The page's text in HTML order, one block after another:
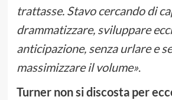
trattasse. Stavo cercando di
drammatizzare, sviluppare
anticipazione, senza urlare e
massimizzare il volume».
Turner non si discosta per